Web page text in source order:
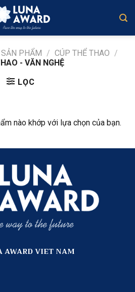
PHẨM / CÚP THỂ THAO /
- VĂN NGHỆ
LỌC
nào khớp với lựa chọn của bạn.
AWARD VIET NAM